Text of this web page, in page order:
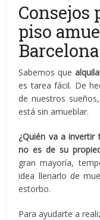
Consejos
piso
Barcelona
Sabemos que
es tarea fácil. De
de nuestros
está sin amueblar.
¿Quién va a
no es de su
gran mayoría,
idea llenarlo de
estorbo.
Para ayudarte a